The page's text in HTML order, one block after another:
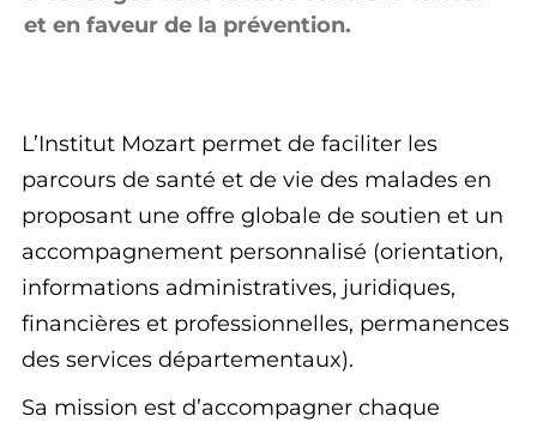
et en faveur de la prévention.
L’Institut Mozart permet de faciliter les
parcours de santé et de vie des malades en
proposant une offre globale de soutien et un
accompagnement personnalisé (orientation,
informations administratives, juridiques,
financières et professionnelles, permanences
des services départementaux).
Sa mission est d’accompagner chaque